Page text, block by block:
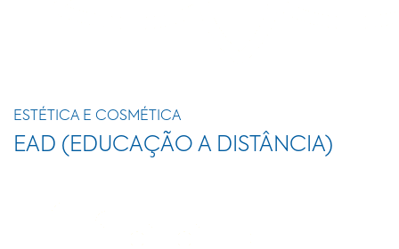
ESTÉTICA E COSMÉTICA
EAD (EDUCAÇÃO A DISTÂNCIA)